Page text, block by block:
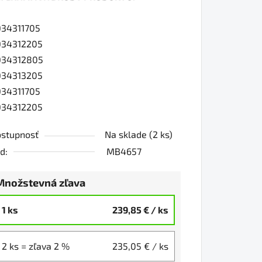
Na sklade (2 ks)
MB4657
zľava
1 ks 239,85 € / ks
2 ks = zľava 2 % 235,05 € / ks